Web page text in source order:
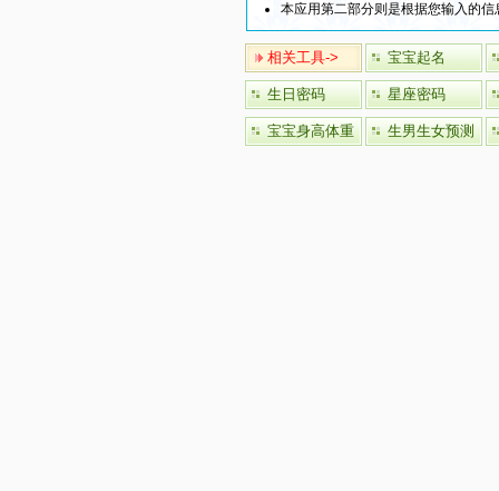
本应用第二部分则是根据您输入的
相关工具-> 宝宝起名
生日密码 星座密码
宝宝身高体重 生男生女预测